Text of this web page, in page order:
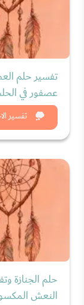
تفسير
تفسير حلم
عصفور في
شاهد
حلم الجنازة
النعش